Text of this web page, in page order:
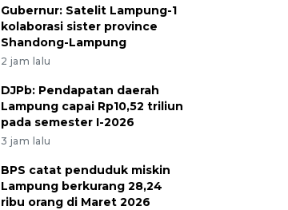
Gubernur: Satelit Lampung-1
kolaborasi sister province
Shandong-Lampung
2 jam lalu
DJPb: Pendapatan daerah
Lampung capai Rp10,52 triliun
pada semester I-2026
3 jam lalu
BPS catat penduduk miskin
Lampung berkurang 28,24
ribu orang di Maret 2026